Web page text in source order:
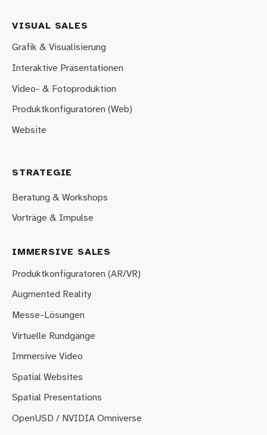
VISUAL SALES
Grafik & Visualisierung
Interaktive Präsentationen
Video- & Fotoproduktion
Produktkonfiguratoren (Web)
Website
STRATEGIE
Beratung & Workshops
Vorträge & Impulse
IMMERSIVE SALES
Produktkonfiguratoren (AR/VR)
Augmented Reality
Messe-Lösungen
Virtuelle Rundgänge
Immersive Video
Spatial Websites
Spatial Presentations
OpenUSD / NVIDIA Omniverse